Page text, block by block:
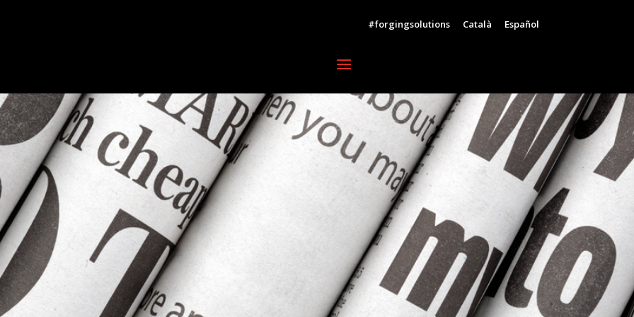
#forgingsolutions Català Español